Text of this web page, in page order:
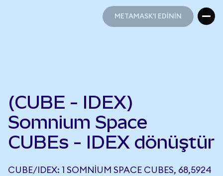
METAMASK'I EDİNİN
(CUBE - IDEX)
Somnium Space
CUBEs - IDEX dönüştür
CUBE/IDEX: 1 SOMNIUM SPACE CUBES, 68,5924